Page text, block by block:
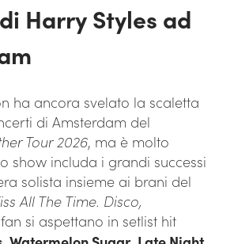
Harry Styles ad
ha ancora svelato la scaletta
di Amsterdam del
Tour 2026, ma è molto
show includa i grandi successi
solista insieme ai brani del
All The Time. Disco,
si aspettano in setlist hit